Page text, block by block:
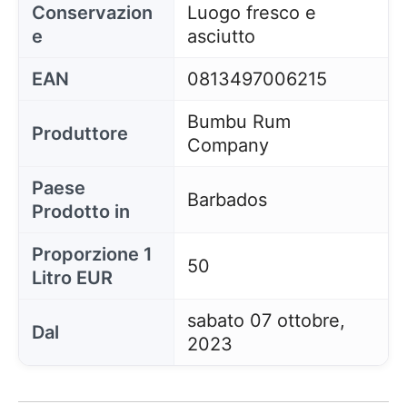
Conservazion
e
Luogo fresco e
asciutto
EAN
0813497006215
Produttore
Bumbu Rum
Company
Paese
Prodotto in
Barbados
Proporzione 1
Litro EUR
50
Dal
sabato 07 ottobre,
2023